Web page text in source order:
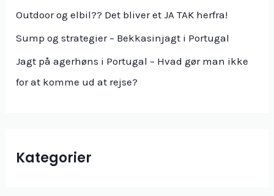
Outdoor og elbil?? Det bliver et JA TAK herfra!
Sump og strategier – Bekkasinjagt i Portugal
Jagt på agerhøns i Portugal – Hvad gør man ikke
for at komme ud at rejse?
Kategorier